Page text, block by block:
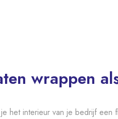
wrappen
het interieur van je bedrijf een